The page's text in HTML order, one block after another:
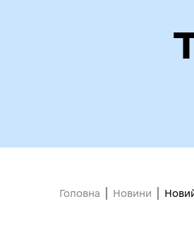
Головна Новини